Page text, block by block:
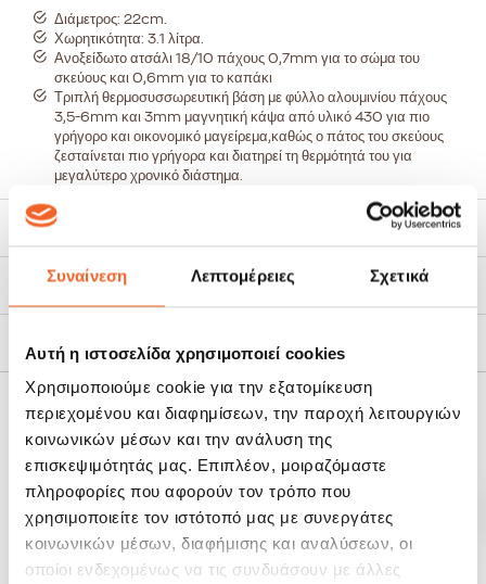
Συναίνεση Λεπτομέρειες Σχετικά
Αυτή η ιστοσελίδα χρησιμοποιεί cookies
Χρησιμοποιούμε cookie για την εξατομίκευση
περιεχομένου και διαφημίσεων, την παροχή λειτουργιών
κοινωνικών μέσων και την ανάλυση της
επισκεψιμότητάς μας. Επιπλέον, μοιραζόμαστε
πληροφορίες που αφορούν τον τρόπο που
χρησιμοποιείτε τον ιστότοπό μας με συνεργάτες
κοινωνικών μέσων, διαφήμισης και αναλύσεων, οι
οποίοι ενδεχομένως να τις συνδυάσουν με άλλες
Διάμετρος: 22cm.
Χωρητικότητα: 3.1 λίτρα.
Ανοξείδωτο ατσάλι 18/10 πάχους 0,7mm για το σώμα του
σκεύους και 0,6mm για το καπάκι
Τριπλή θερμοσυσσωρευτική βάση με φύλλο αλουμινίου πάχους
3,5-6mm και 3mm μαγνητική κάψα από υλικό 430 για πιο
γρήγορο και οικονομικό μαγείρεμα,καθώς ο πάτος του σκεύους
ζεσταίνεται πιο γρήγορα και διατηρεί τη θερμότητά του για
μεγαλύτερο χρονικό διάστημα.
επίπεδο 10/1000, έτσι εξασφαλίζεται τέλεια εφαρμογή του
σκεύους στις εστίες της κουζίνας και αποτρέπεται το σκέβρωμα.
και χαρίζουν στο σκεύος υψηλή αισθητική και προσεγμένο
διάρκεια του μαγειρέματος και επομένως διατηρούν καλύτερα
φαγητών.
Κατάλληλα για όλους τους τύπους εστιών: ηλεκτρικές,
Χαρακτηριστικά
Τρόποι Αποστολής
Πολιτική Επιστροφών
ΣΧΕΤΙΚΆ ΠΡΟΪΌΝΤΑ